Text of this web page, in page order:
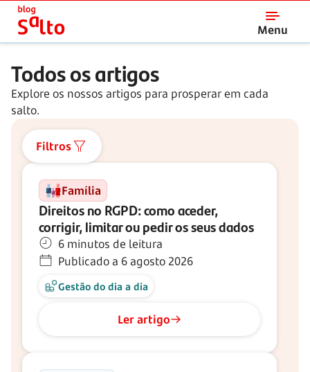
Menu
Salto
Explore os nossos artigos para prosperar em cada
salto.
Todos os artigos
Filtros
Família
Direitos no RGPD: como aceder,
corrigir, limitar ou pedir os seus dados
6 minutos de leitura
Publicado a 6 agosto 2026
Gestão do dia a dia
Ler artigo